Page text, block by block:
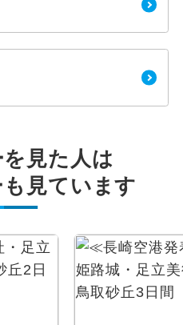
見た人は
見ています